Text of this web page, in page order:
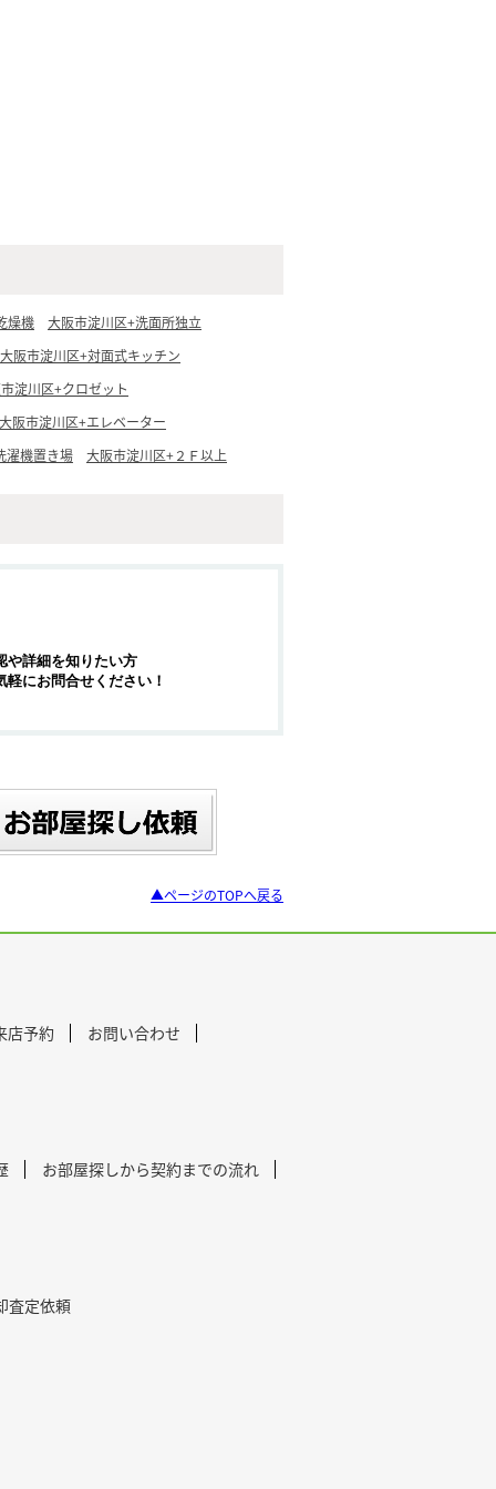
燥機
大阪市淀川区+洗面所独立
大阪市淀川区+対面式キッチン
淀川区+クロゼット
大阪市淀川区+エレベーター
濯機置き場 大阪市淀川区+２Ｆ以上
や詳細を知りたい方
軽にお問合せください！
▲ページのTOPへ戻る
店予約
お問い合わせ
お部屋探しから契約までの流れ
査定依頼